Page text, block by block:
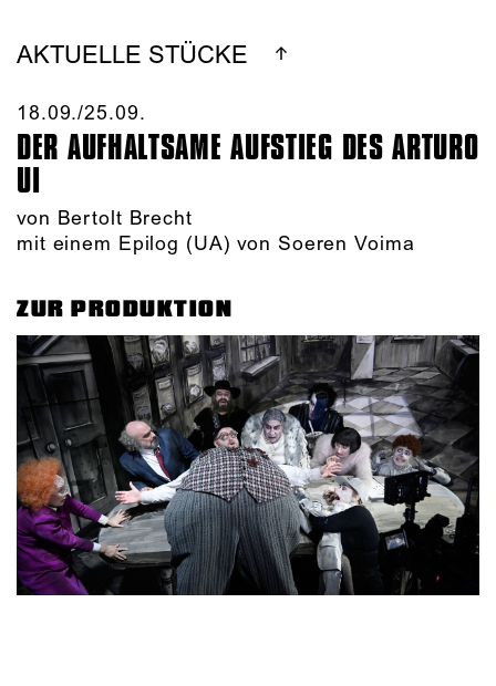
AKTUELLE STÜCKE
18.09./​25.09.​
DER AUFHALTSAME AUFSTIEG DES ARTURO
UI
von Bertolt Brecht
mit einem Epilog (UA) von Soeren Voima
ZUR PRODUKTION